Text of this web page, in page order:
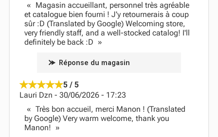
Magasin accueillant, personnel très agréable
et catalogue bien fourni ! J'y retournerais à coup
sûr :D (Translated by Google) Welcoming store,
very friendly staff, and a well-stocked catalog! I'll
definitely be back :D
Réponse du magasin
5 / 5
Lauri Dzn - 30/06/2026 - 17:23
Très bon accueil, merci Manon ! (Translated
by Google) Very warm welcome, thank you
Manon!